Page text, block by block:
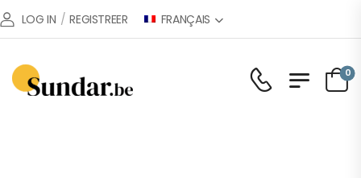
LOG IN / REGISTREER FRANÇAIS
0